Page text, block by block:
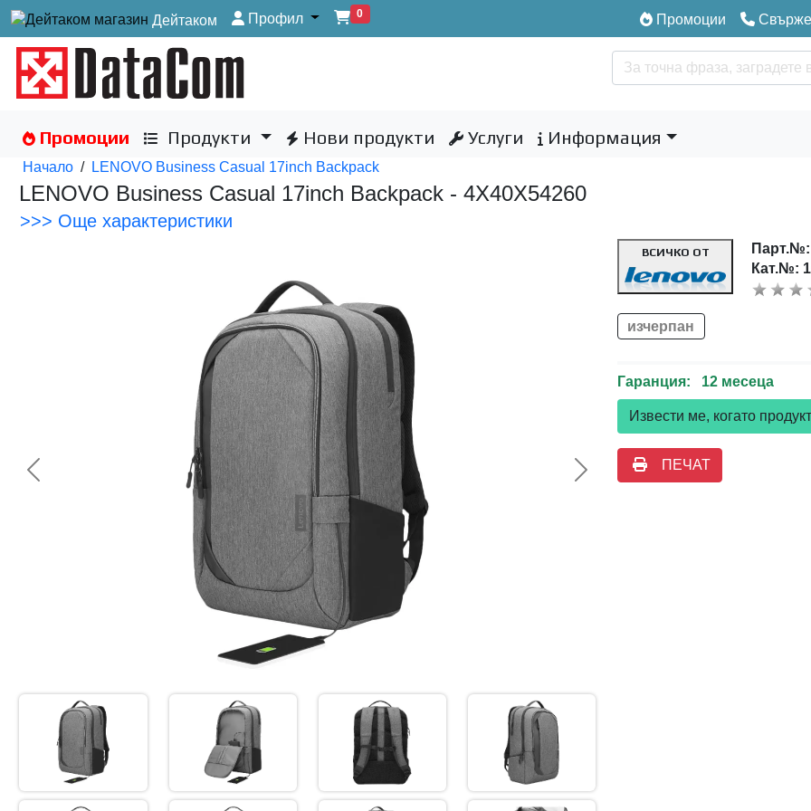
Дейтаком Профил 0 Промоции
Промоции Продукти Нови продукти Услуги Информация
Начало / LENOVO Business Casual 17inch Backpack
LENOVO Business Casual 17inch Backpack - 4X40X54260
>>> Още характеристики
<< Предишна Следваща >>
ВСИЧКО ОТ Парт.№:
Кат.№:
изчерпан
Гаранция: 12 месеца
Извести ме, когато
ПЕЧАТ